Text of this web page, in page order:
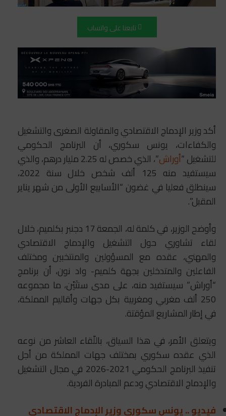
تابعنا على واتساب
أكد وزير الإدماج الاقتصادي والمقاولة الصغرى والتشغيل
والكفاءات، يونس سكوري، أن البرنامج الحكومي
للتشغيل “أوراش
”، الذي خصص له 2.25 مليار درهم، والذي
سيستفيد منه 125 ألف شخص خلال سنة 2022،
سينطلق فعليا في غضون “الأسابيع الأولى من شهر يناير
المقبل”.
وأوضح الوزير، في كلمة له، الجمعة 17 دجنبر بكلميم، خلال
لقاء تشاوري حول التشغيل والإدماج الاقتصادي
والمهني، عقده مع المسؤولين والمنتخبين ومختلف
الفاعلين والمتدخلين بجهة كلميم- واد نون، أن برنامج
“أوراش” سيستفيد منه، على مدى سنتَيْن، ما مجموعه
250 ألف مغربي ومغربية بكل جهات وأقاليم المملكة،
في إطار المشاريع المؤقتة.
ويتعلق الأمر، في هذا السياق، باللّقاء العاشر من نوعه
الذي عقده سكوري بمختلف جهات المملكة من أجل
تنفيذ البرنامج الحكومي 2021-2026 في مجال التشغيل
والإدماج الاقتصادي ودعم المبادرة الفردية.
فيديو .. يونس سكوري وزير الإدماج الاقتصادي